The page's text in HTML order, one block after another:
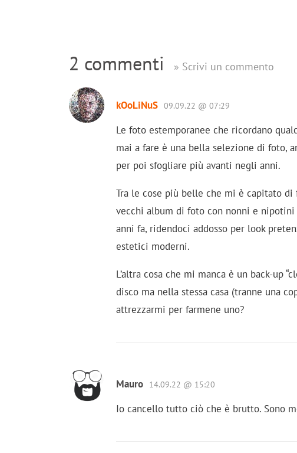
2 commenti » Scrivi un commento
kOoLiNuS 09.09.22 @ 07:29
Le foto estemporanee che ricordano
mai a fare è una bella selezione di foto,
per poi sfogliare più avanti negli anni.
Tra le cose più belle che mi è capitato
vecchi album di foto con nonni e
anni fa, ridendoci addosso per look
estetici moderni.
L’altra cosa che mi manca è un back-up
disco ma nella stessa casa (tranne una
attrezzarmi per farmene uno?
Mauro 14.09.22 @ 15:20
Io cancello tutto ciò che è brutto. Sono